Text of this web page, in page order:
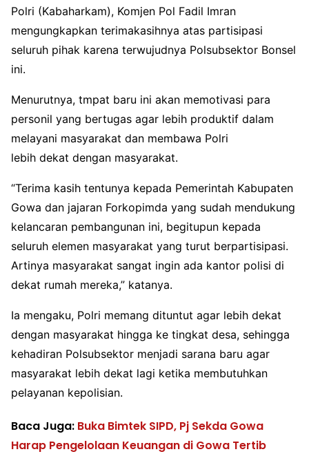
Polri (Kabaharkam), Komjen Pol Fadil Imran
mengungkapkan terimakasihnya atas partisipasi
seluruh pihak karena terwujudnya Polsubsektor Bonsel
ini.
Menurutnya, tmpat baru ini akan memotivasi para
personil yang bertugas agar lebih produktif dalam
melayani masyarakat dan membawa Polri
lebih dekat dengan masyarakat.
“Terima kasih tentunya kepada Pemerintah Kabupaten
Gowa dan jajaran Forkopimda yang sudah mendukung
kelancaran pembangunan ini, begitupun kepada
seluruh elemen masyarakat yang turut berpartisipasi.
Artinya masyarakat sangat ingin ada kantor polisi di
dekat rumah mereka,” katanya.
Ia mengaku, Polri memang dituntut agar lebih dekat
dengan masyarakat hingga ke tingkat desa, sehingga
kehadiran Polsubsektor menjadi sarana baru agar
masyarakat lebih dekat lagi ketika membutuhkan
pelayanan kepolisian.
Baca Juga: Buka Bimtek SIPD, Pj Sekda Gowa
Harap Pengelolaan Keuangan di Gowa Tertib